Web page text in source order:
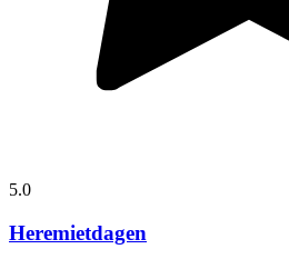
5.0
Heremietdagen